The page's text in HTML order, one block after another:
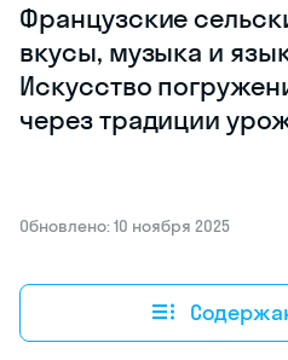
Французские
вкусы, музыка и
Искусство
через традиции
Обновлено: 10 ноября 2025